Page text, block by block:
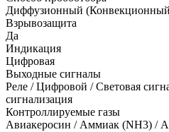
Диффузионный
Взрывозащита
Да
Индикация
Цифровая
Выходные сигналы
Реле / Цифровой / Световая
сигнализация
Контроллируемые газы
Авиакеросин / Аммиак (NH3) /